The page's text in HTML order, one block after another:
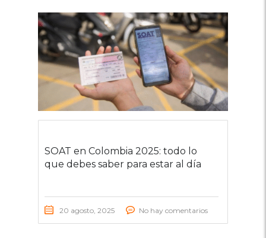
SOAT en Colombia 2025: todo lo
que debes saber para estar al día
20 agosto, 2025 No hay comentarios